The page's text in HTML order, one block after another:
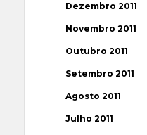
Dezembro 2011
Novembro 2011
Outubro 2011
Setembro 2011
Agosto 2011
Julho 2011